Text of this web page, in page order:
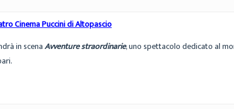
Cinema Puccini di Altopascio
in scenaAvventure straordinarie, uno spettacolo dedicato al